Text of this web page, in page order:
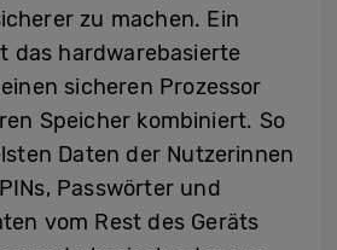
zu machen. Ein
das hardwarebasierte
sicheren Prozessor
Speicher kombiniert. So
Daten der Nutzerinnen
Passwörter und
vom Rest des Geräts